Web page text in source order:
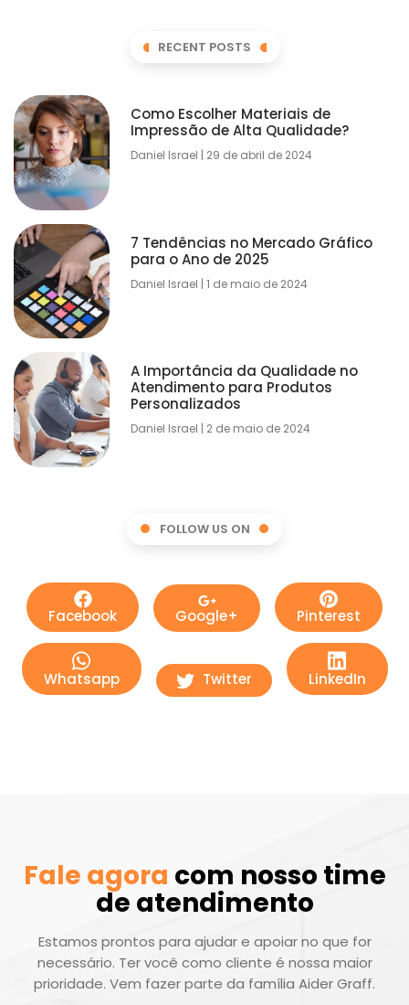
RECENT POSTS
Como Escolher Materiais de
Impressão de Alta Qualidade?
Daniel Israel 29 de abril de 2024
7 Tendências no Mercado Gráfico
para o Ano de 2025
Daniel Israel 1 de maio de 2024
A Importância da Qualidade no
Atendimento para Produtos
Personalizados
Daniel Israel 2 de maio de 2024
FOLLOW US ON
Facebook Google+ Pinterest
Whatsapp Twitter LinkedIn
Fale agora com nosso time
de atendimento
Estamos prontos para ajudar e apoiar no que for
necessário. Ter você como cliente é nossa maior
prioridade. Vem fazer parte da família Aider Graff.